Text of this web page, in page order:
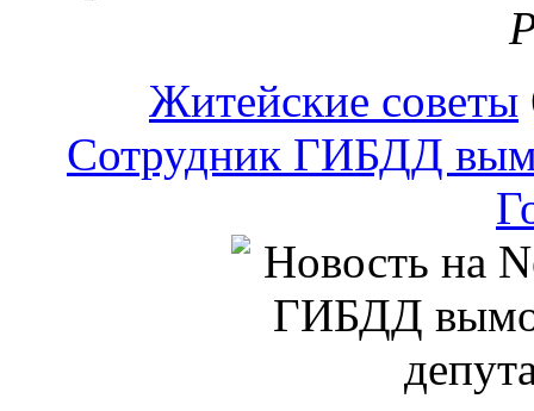
Житейские советы
Сотрудник ГИБДД